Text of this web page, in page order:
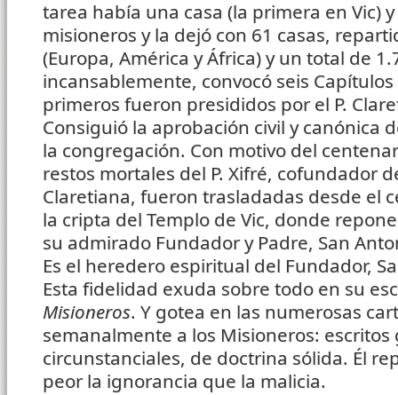
tarea había una casa (la primera en Vic)
misioneros y la dejó con 61 casas,
(Europa, América y África) y un total de
incansablemente, convocó seis
primeros fueron presididos por el P.
Consiguió la aprobación civil y canónica
la congregación. Con motivo del
restos mortales del P. Xifré, cofundador
Claretiana, fueron trasladadas desde el
la cripta del Templo de Vic, donde
su admirado Fundador y Padre, San
Es el heredero espiritual del Fundador,
Esta fidelidad exuda sobre todo en su
Misioneros. Y gotea en las numerosas
semanalmente a los Misioneros:
circunstanciales, de doctrina sólida. Él
peor la ignorancia que la malicia.